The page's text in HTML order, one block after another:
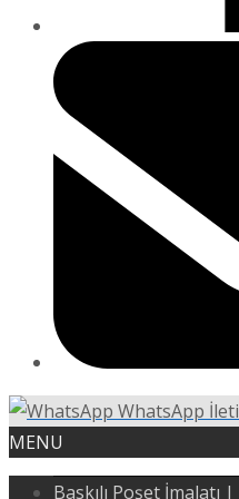
WhatsApp
MENU
Baskılı Poşet İmalatı